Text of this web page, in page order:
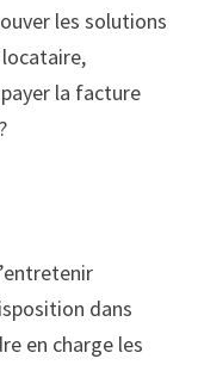
les solutions
la facture
dans
en charge les